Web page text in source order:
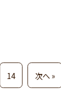
14 次へ »